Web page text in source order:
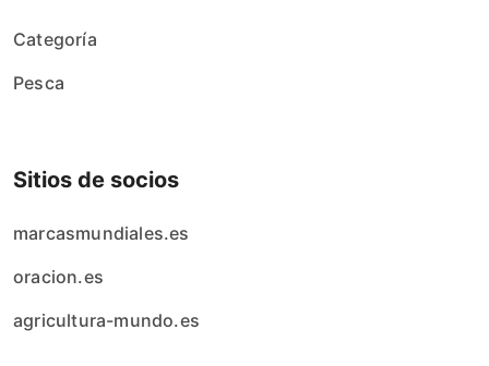
Categoría
Pesca
Sitios de socios
marcasmundiales.es
oracion.es
agricultura-mundo.es